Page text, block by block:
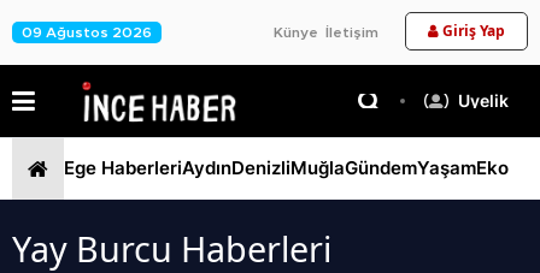
09 Ağustos 2026 Künye İletişim Giriş Yap
Üyelik
Ege HaberleriAydınDenizliMuğlaGündemYaşam
Yay Burcu Haberleri